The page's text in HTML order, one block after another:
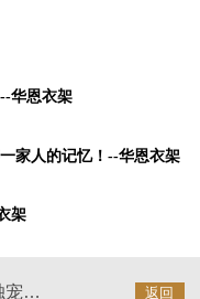
华恩衣架
家人的记忆！--华恩衣架
架
返回
五星级酒店衣架，为什么独宠实木衣架？--华恩衣架